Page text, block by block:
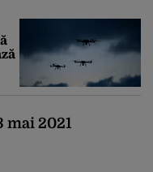
mai 2021